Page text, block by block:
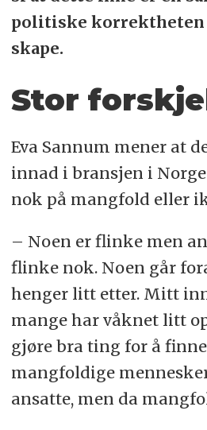
politiske korrektheten
skape.
Stor
Eva Sannum mener at
innad i bransjen i
nok på mangfold eller
– Noen er flinke men
flinke nok. Noen går
henger litt etter. Mitt
mange har våknet litt
gjøre bra ting for å
mangfoldige
ansatte, men da